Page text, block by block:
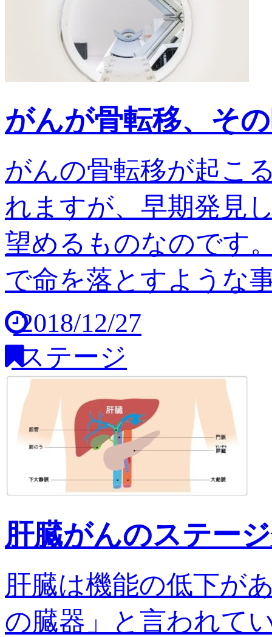
がんが骨転移、そ
がんの骨転移が起こ
れますが、早期発見
望めるものなのです
で命を落とすような
2018/12/27
ステージ
肝臓がんのステー
肝臓は機能の低下が
の臓器」と言われて